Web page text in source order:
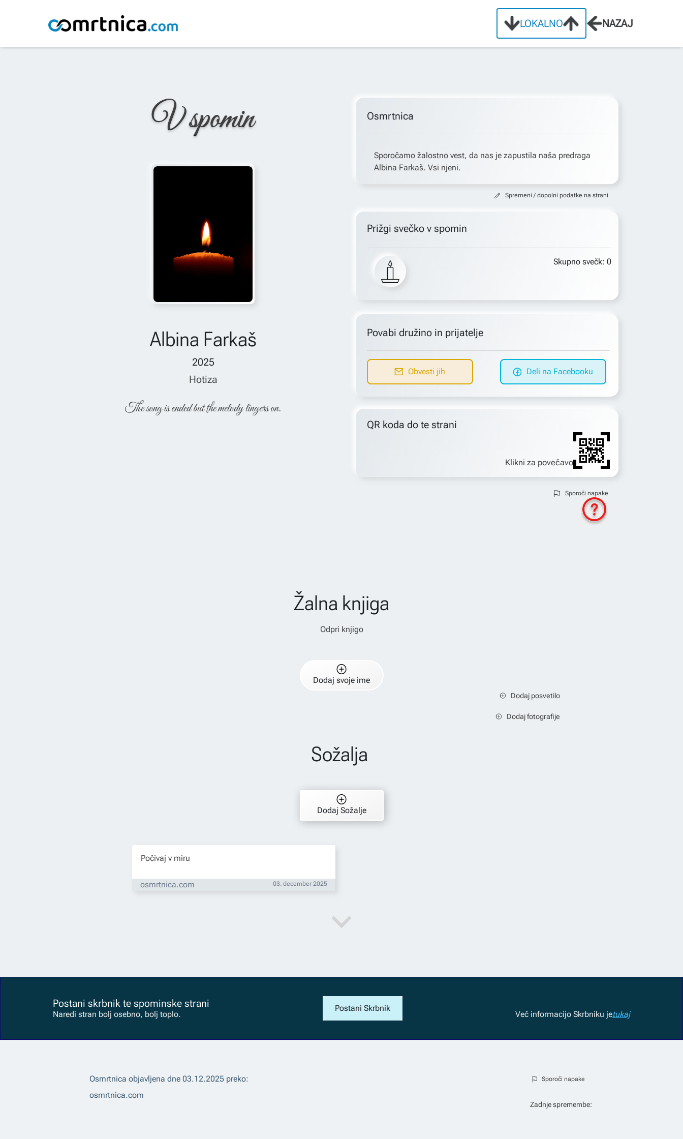
LOKALNO NAZAJ
Osmrtnice / Albina Farkaš
V spomin
Albina Farkaš
2025
Hotiza
The song is ended but the melody lingers on.
Osmrtnica
Sporočamo žalostno vest, da nas je zapustila naša predraga
Albina Farkaš. Vsi njeni.
Spremeni / dopolni podatke na strani
Prižgi svečko v spomin
Skupno svečk: 0
Povabi družino in prijatelje
Obvesti jih Deli na Facebooku
QR koda do te strani
Klikni za povečavo
Sporoči napake
Žalna knjiga
Odpri knjigo
Dodaj svoje ime
Dodaj posvetilo
Dodaj fotografije
Sožalja
Dodaj Sožalje
Počivaj v miru
osmrtnica.com 03. december 2025
Postani skrbnik te spominske strani
Naredi stran bolj osebno, bolj toplo.
Postani Skrbnik
Več informacijo Skrbniku jetukaj
Osmrtnica objavljena dne 03.12.2025 preko:
osmrtnica.com
Sporoči napake
Zadnje spremembe: